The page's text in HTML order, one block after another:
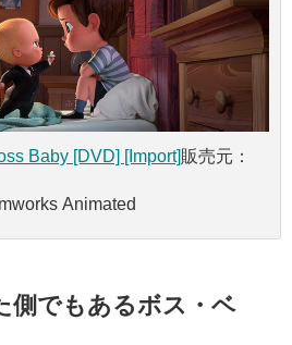
Baby [DVD] [Import] 販売元：
Animated
側でもあるボス・ベ